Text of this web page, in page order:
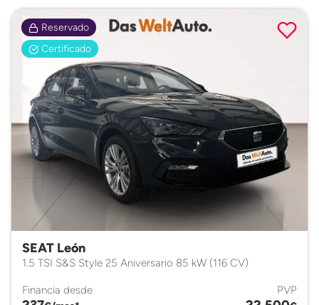
Reservado
Certificado
SEAT León
1.5 TSI S&S Style 25 Aniversario 85 kW (116 CV)
Financia desde
PVP